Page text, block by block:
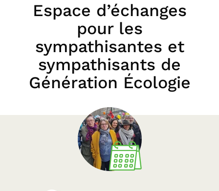
Espace d’échanges
pour les
sympathisantes et
sympathisants de
Génération Écologie